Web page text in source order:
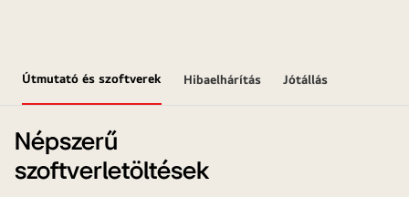
Útmutató és szoftverek Hibaelhárítás Jótállás
Népszerű
szoftverletöltések